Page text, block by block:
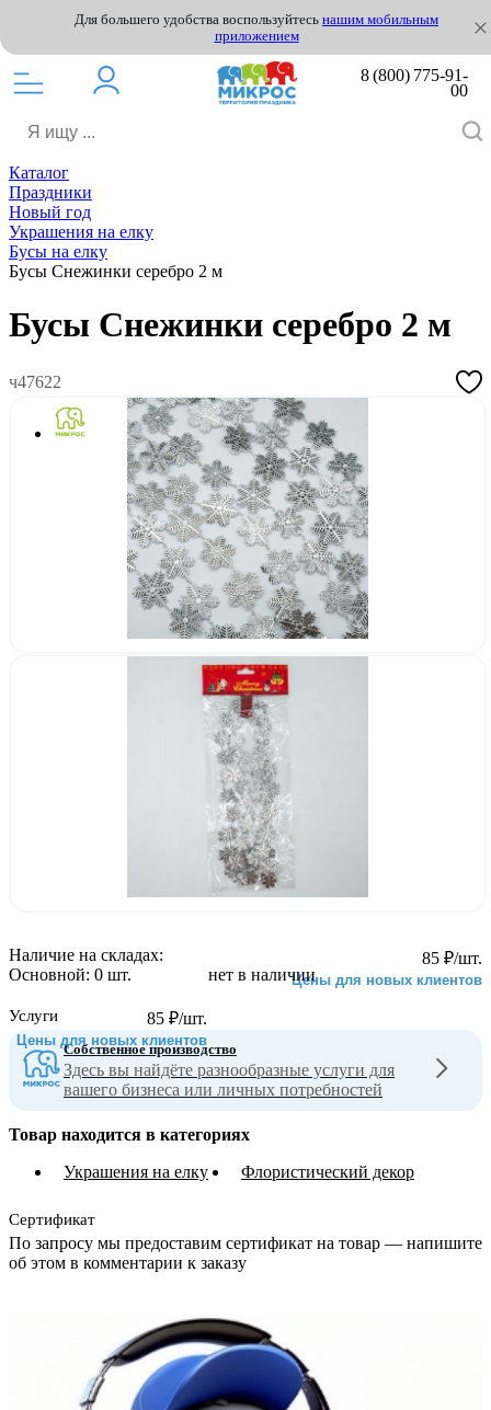
Для большего удобства воспользуйтесь нашим мобильным
приложением
8 (800) 775-91-
00
Каталог
Праздники
Новый год
Украшения на елку
Бусы на елку
Бусы Снежинки серебро 2 м
Бусы Снежинки серебро 2 м
ч47622
85 ₽/шт.
Цены для новых клиентов
нет в наличии
85 ₽/шт.
Цены для новых клиентов
Наличие на складах:
Основной: 0 шт.
Услуги
Собственное производство
Здесь вы найдёте разнообразные услуги для
вашего бизнеса или личных потребностей
Товар находится в категориях
Украшения на елку
Флористический декор
Сертификат
По запросу мы предоставим сертификат на товар — напишите
об этом в комментарии к заказу